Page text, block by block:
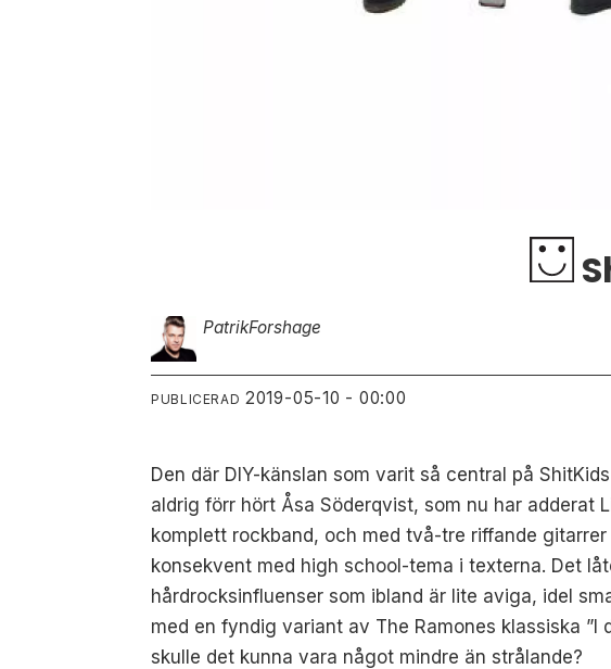
PatrikForshage
PUBLICERAD 2019-05-10 - 00:00
Den där DIY-känslan som varit så central på
aldrig förr hört Åsa Söderqvist, som nu har adderat
komplett rockband, och med två-tre riffande
konsekvent med high school-tema i texterna. Det
hårdrocksinfluenser som ibland är lite aviga, idel
med en fyndig variant av The Ramones klassiska
skulle det kunna vara något mindre än strålande?